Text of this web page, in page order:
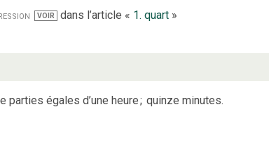
VOIR dans l’article « 1. quart »
parties égales d’une heure; quinze minutes.